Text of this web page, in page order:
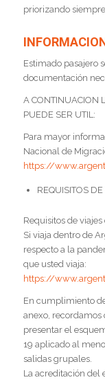
priorizando
Estimado pasajero
documentación
A CONTINUACION
PUEDE SER UTIL:
Para mayor
Nacional de
https://
REQUISITOS
Requisitos de
Si viaja dentro de
respecto a la
que usted viaja:
https://
En cumplimiento
anexo, recordamos
presentar el
19 aplicado al
salidas grupales.
La acreditación del